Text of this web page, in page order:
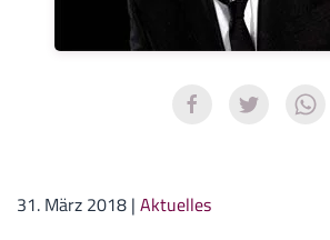
31. März 2018 | Aktuelles